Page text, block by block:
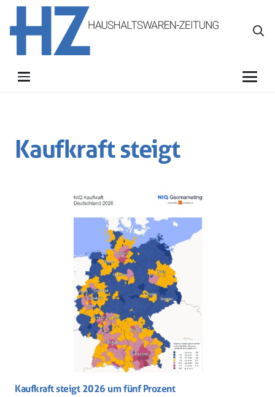
Kaufkraft steigt
Kaufkraft steigt 2026 um fünf Prozent